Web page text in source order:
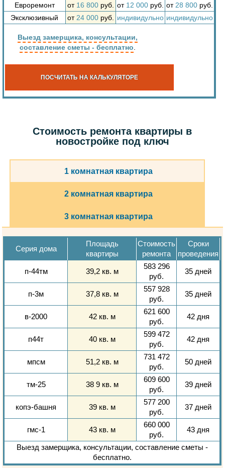
Евроремонт
от 16 800руб. от 12 000руб. от 28 800руб.
Эксклюзивный
от 24 000руб. индивидульно индивидульно
Выезд замерщика, консультации,
составление сметы - бесплатно
ПОСЧИТАТЬ НА КАЛЬКУЛЯТОРЕ
Стоимость ремонта квартиры в
новостройке под ключ
1 комнатная квартира
2 комнатная квартира
3 комнатная квартира
Серия дома
Площадь
квартиры
Стоимость
ремонта
Сроки
проведения
п-44тм 39,2 кв. м
583 296
руб.
35 дней
п-3м 37,8 кв. м
557 928
руб.
35 дней
в-2000 42 кв. м
621 600
руб.
42 дня
п44т 40 кв. м
599 472
руб.
42 дня
мпсм 51,2 кв. м
731 472
руб.
50 дней
тм-25 38 9 кв. м
609 600
руб.
39 дней
копэ-башня 39 кв. м
577 200
руб.
37 дней
гмс-1 43 кв. м
660 000
руб.
43 дня
Выезд замерщика, консультации, составление сметы -
бесплатно.